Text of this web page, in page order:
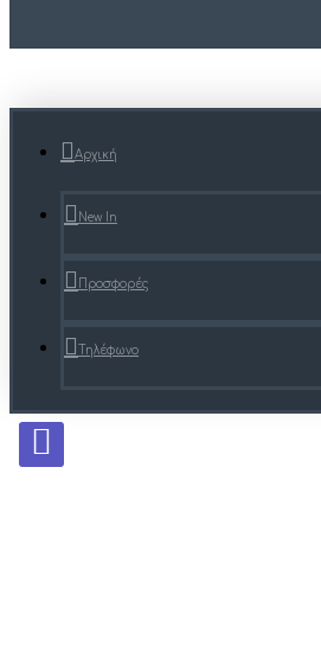
Αρχική
New In
Προσφορές
Τηλέφωνο